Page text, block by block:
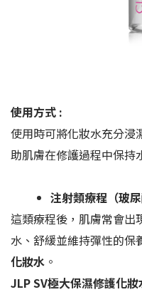
使用方式 :
使用時可將化妝水充分浸
助肌膚在修護過程中保持
注射類療程（玻尿
這類療程後，肌膚常會出
水、舒緩並維持彈性的保
化妝水 。
JLP SV極大保濕修護化妝